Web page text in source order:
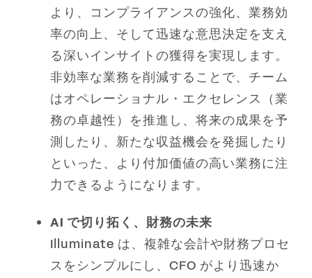
より、コンプライアンスの強化、業務効
率の向上、そして迅速な意思決定を支え
る深いインサイトの獲得を実現します。
非効率な業務を削減することで、チーム
はオペレーショナル・エクセレンス（業
務の卓越性）を推進し、将来の成果を予
測したり、新たな収益機会を発掘したり
といった、より付加価値の高い業務に注
力できるようになります。
AI で切り拓く、財務の未来
Illuminate は、複雑な会計や財務プロセ
スをシンプルにし、CFO がより迅速か